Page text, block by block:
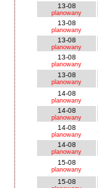
13-08
planowany
13-08
planowany
13-08
planowany
13-08
planowany
13-08
planowany
14-08
planowany
14-08
planowany
14-08
planowany
14-08
planowany
15-08
planowany
15-08